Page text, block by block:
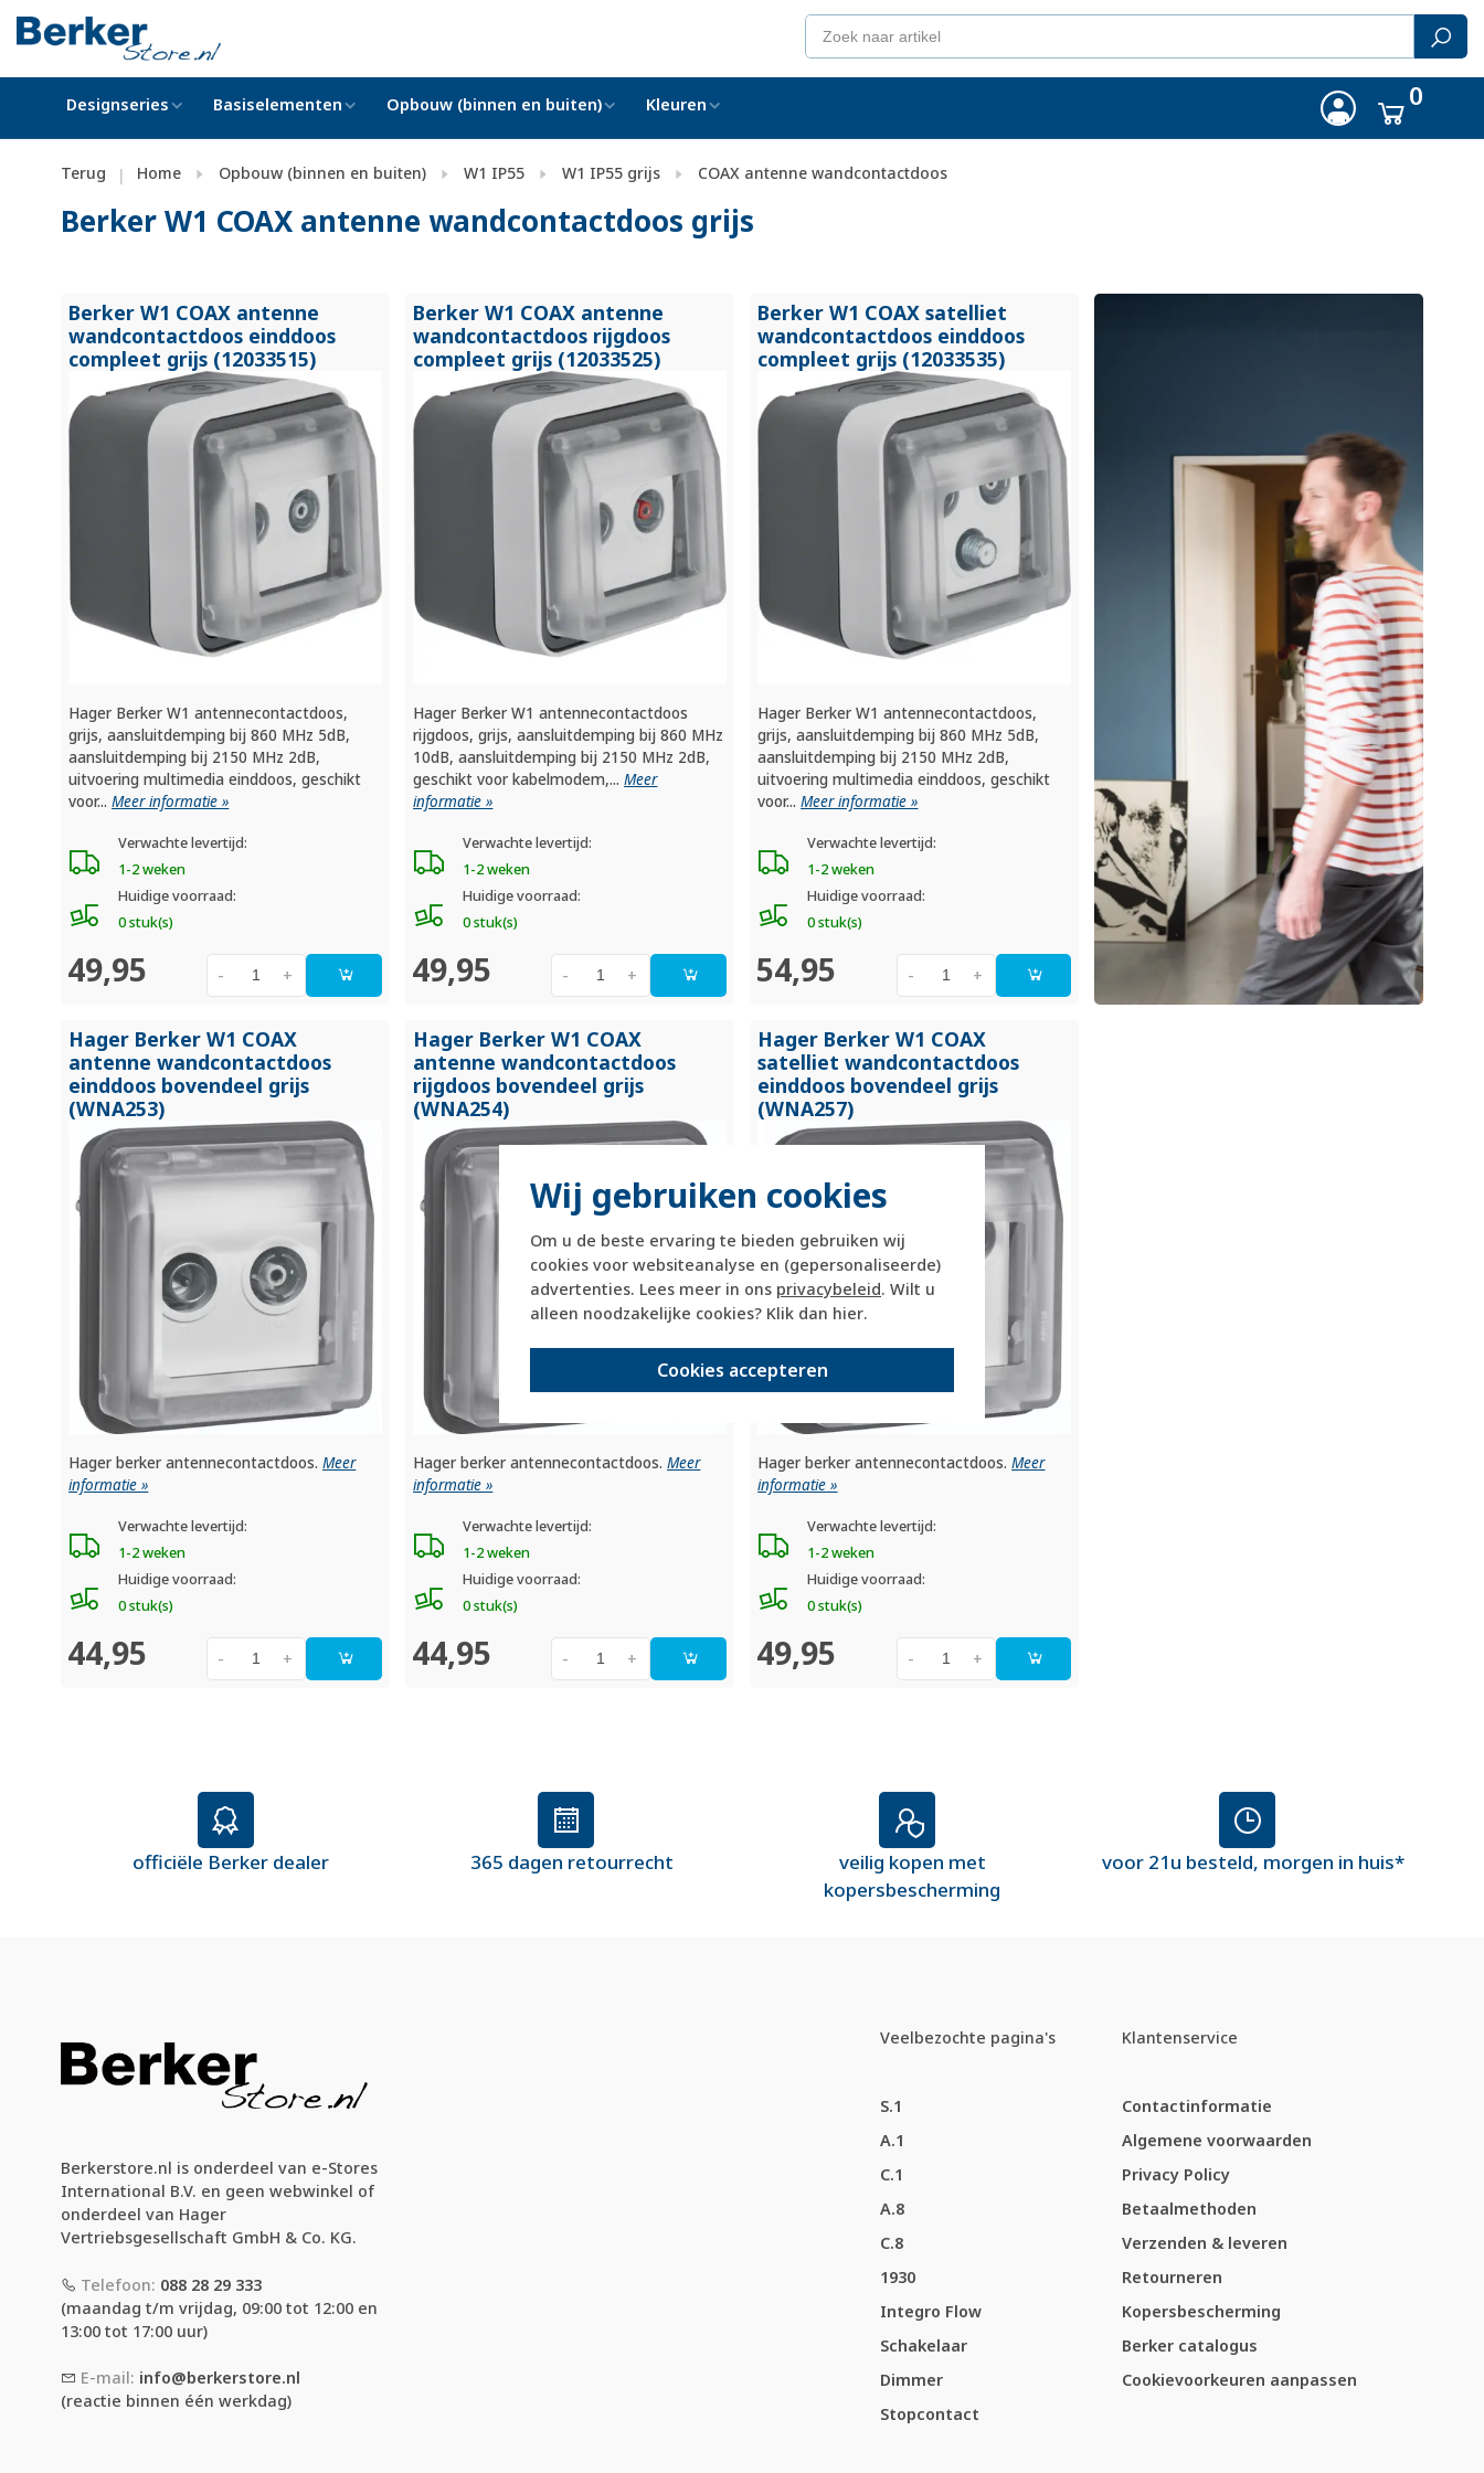
Wij gebruiken cookies
Om u de beste ervaring te bieden gebruiken wij
cookies voor websiteanalyse en (gepersonaliseerde)
advertenties. Lees meer in ons privacybeleid. Wilt u
alleen noodzakelijke cookies? Klik dan hier.
Cookies accepteren
Designseries Basiselementen Opbouw (binnen en buiten) Kleuren 0
Terug | Home Opbouw (binnen en buiten) W1 IP55 W1 IP55 grijs COAX antenne wandcontactdoos
Berker W1 COAX antenne wandcontactdoos grijs
Berker W1 COAX antenne
wandcontactdoos einddoos
compleet grijs (12033515)
Hager Berker W1 antennecontactdoos,
grijs, aansluitdemping bij 860 MHz 5dB,
aansluitdemping bij 2150 MHz 2dB,
uitvoering multimedia einddoos, geschikt
voor...Meer informatie »
Verwachte levertijd:
1-2 weken
Huidige voorraad:
0 stuk(s)
49,95 +
-
Berker W1 COAX antenne
wandcontactdoos rijgdoos
compleet grijs (12033525)
Hager Berker W1 antennecontactdoos
rijgdoos, grijs, aansluitdemping bij 860 MHz
10dB, aansluitdemping bij 2150 MHz 2dB,
geschikt voor kabelmodem,...Meer
informatie »
Verwachte levertijd:
1-2 weken
Huidige voorraad:
0 stuk(s)
49,95 +
-
Berker W1 COAX satelliet
wandcontactdoos einddoos
compleet grijs (12033535)
Hager Berker W1 antennecontactdoos,
grijs, aansluitdemping bij 860 MHz 5dB,
aansluitdemping bij 2150 MHz 2dB,
uitvoering multimedia einddoos, geschikt
voor...Meer informatie »
Verwachte levertijd:
1-2 weken
Huidige voorraad:
0 stuk(s)
54,95 +
-
Hager Berker W1 COAX
antenne wandcontactdoos
einddoos bovendeel grijs
(WNA253)
Hager berker antennecontactdoos.Meer
informatie »
Verwachte levertijd:
1-2 weken
Huidige voorraad:
0 stuk(s)
44,95 +
-
Hager Berker W1 COAX
antenne wandcontactdoos
rijgdoos bovendeel grijs
(WNA254)
Hager berker antennecontactdoos.Meer
informatie »
Verwachte levertijd:
1-2 weken
Huidige voorraad:
0 stuk(s)
44,95 +
-
Hager Berker W1 COAX
satelliet wandcontactdoos
einddoos bovendeel grijs
(WNA257)
Hager berker antennecontactdoos.Meer
informatie »
Verwachte levertijd:
1-2 weken
Huidige voorraad:
0 stuk(s)
49,95 +
-
officiële Berker dealer 365 dagen retourrecht
veilig kopen met
kopersbescherming
voor 21u besteld, morgen in huis*
Berkerstore.nl is onderdeel van e-Stores
International B.V. en geen webwinkel of
onderdeel van Hager
Vertriebsgesellschaft GmbH & Co. KG.
Telefoon: 088 28 29 333
(maandag t/m vrijdag, 09:00 tot 12:00 en
13:00 tot 17:00 uur)
E-mail: info@berkerstore.nl
(reactie binnen één werkdag)
Veelbezochte pagina's
S.1
A.1
C.1
A.8
C.8
1930
Integro Flow
Schakelaar
Dimmer
Stopcontact
Klantenservice
Contactinformatie
Algemene voorwaarden
Privacy Policy
Betaalmethoden
Verzenden & leveren
Retourneren
Kopersbescherming
Berker catalogus
Cookievoorkeuren aanpassen